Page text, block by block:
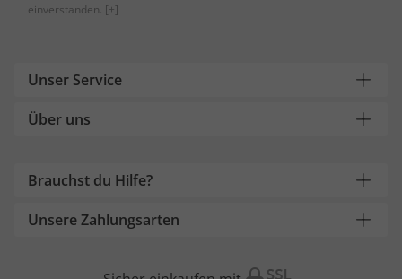
einverstanden. [+]
Unser Service
Über uns
Brauchst du Hilfe?
Unsere Zahlungsarten